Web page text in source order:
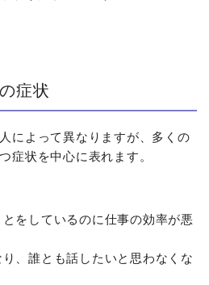
症状
によって異なりますが、多くの
症状を中心に表れます。
をしているのに仕事の効率が悪
、誰とも話したいと思わなくな